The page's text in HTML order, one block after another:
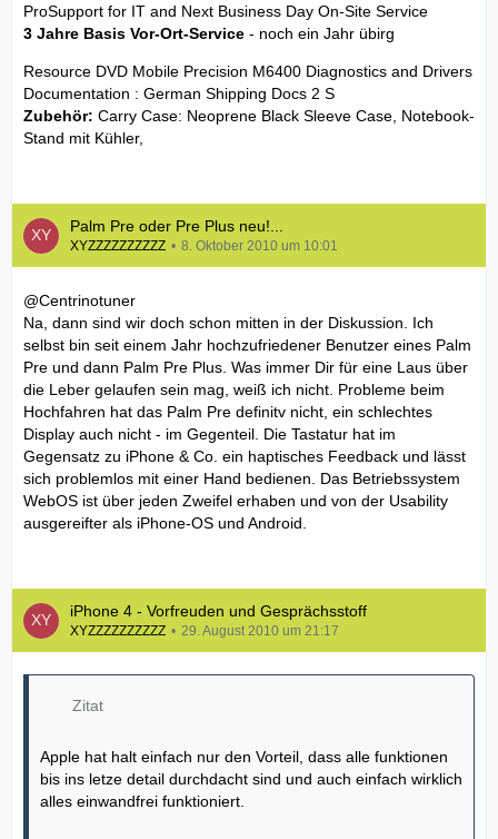
ProSupport for IT and Next Business Day On-Site Service
3 Jahre Basis Vor-Ort-Service - noch ein Jahr übirg
Resource DVD Mobile Precision M6400 Diagnostics and Drivers
Documentation : German Shipping Docs 2 S
Zubehör: Carry Case: Neoprene Black Sleeve Case, Notebook-
Stand mit Kühler,
Palm Pre oder Pre Plus neu!...
XYZZZZZZZZZZ 8. Oktober 2010 um 10:01
@Centrinotuner
Na, dann sind wir doch schon mitten in der Diskussion. Ich
selbst bin seit einem Jahr hochzufriedener Benutzer eines Palm
Pre und dann Palm Pre Plus. Was immer Dir für eine Laus über
die Leber gelaufen sein mag, weiß ich nicht. Probleme beim
Hochfahren hat das Palm Pre definitv nicht, ein schlechtes
Display auch nicht - im Gegenteil. Die Tastatur hat im
Gegensatz zu iPhone & Co. ein haptisches Feedback und lässt
sich problemlos mit einer Hand bedienen. Das Betriebssystem
WebOS ist über jeden Zweifel erhaben und von der Usability
ausgereifter als iPhone-OS und Android.
iPhone 4 - Vorfreuden und Gesprächsstoff
XYZZZZZZZZZZ 29. August 2010 um 21:17
Zitat
Apple hat halt einfach nur den Vorteil, dass alle funktionen
bis ins letze detail durchdacht sind und auch einfach wirklich
alles einwandfrei funktioniert.